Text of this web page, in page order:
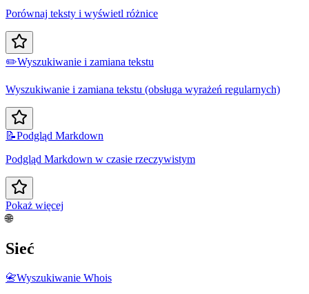
Porównaj teksty i wyświetl różnice
✏️Wyszukiwanie i zamiana tekstu
Wyszukiwanie i zamiana tekstu (obsługa wyrażeń regularnych)
📝Podgląd Markdown
Podgląd Markdown w czasie rzeczywistym
Pokaż więcej
🌐
Sieć
📇Wyszukiwanie Whois